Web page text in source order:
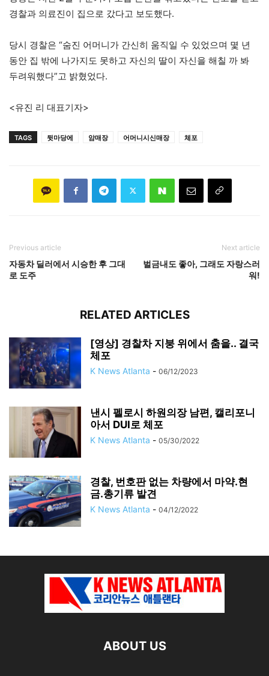
경찰과 의료진이 집으로 갔다고 보도했다.
당시 경찰은 “숨진 어머니가 간신히 움직일 수 있었으며 몇 년
동안 집 밖에 나가지도 못하고 자신의 딸이 자신을 해칠 까 봐
두려워했다”고 밝혔었다.
<유진 리 대표기자>
TAGS 뒷마당에 암매장 어머니시신매장 체포
Previous article
자동차 딜러에서 시승한 후 그대
로 도주
Next article
벌금내도 좋아, 그래도 자랑스러
워!
RELATED ARTICLES
[영상] 경찰차 지붕 위에서 춤을.. 결국
체포
K News Atlanta - 06/12/2023
낸시 펠로시 하원의장 남편, 캘리포니
아서 DUI로 체포
K News Atlanta - 05/30/2022
경찰, 번호판 없는 차량에서 마약.현
금.총기류 발견
K News Atlanta - 04/12/2022
ABOUT US